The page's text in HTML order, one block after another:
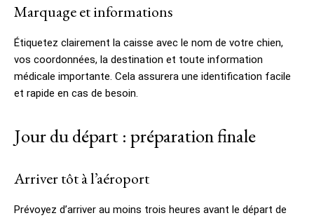
Marquage et informations
Étiquetez clairement la caisse avec le nom de votre chien,
vos coordonnées, la destination et toute information
médicale importante. Cela assurera une identification facile
et rapide en cas de besoin.
Jour du départ : préparation finale
Arriver tôt à l’aéroport
Prévoyez d’arriver au moins trois heures avant le départ de